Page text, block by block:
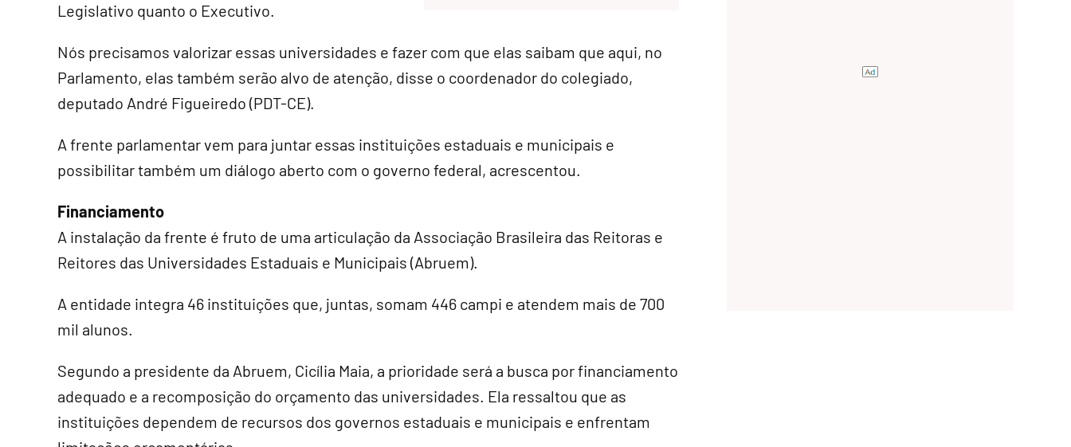
Legislativo quanto o Executivo.
Nós precisamos valorizar essas universidades e fazer com que elas saibam que aqui, no
Parlamento, elas também serão alvo de atenção, disse o coordenador do colegiado,
deputado André Figueiredo (PDT-CE).
A frente parlamentar vem para juntar essas instituições estaduais e municipais e
possibilitar também um diálogo aberto com o governo federal, acrescentou.
Financiamento
A instalação da frente é fruto de uma articulação da Associação Brasileira das Reitoras e
Reitores das Universidades Estaduais e Municipais (Abruem).
A entidade integra 46 instituições que, juntas, somam 446 campi e atendem mais de 700
mil alunos.
Segundo a presidente da Abruem, Cicília Maia, a prioridade será a busca por financiamento
adequado e a recomposição do orçamento das universidades. Ela ressaltou que as
instituições dependem de recursos dos governos estaduais e municipais e enfrentam